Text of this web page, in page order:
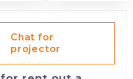
Chat for
projector